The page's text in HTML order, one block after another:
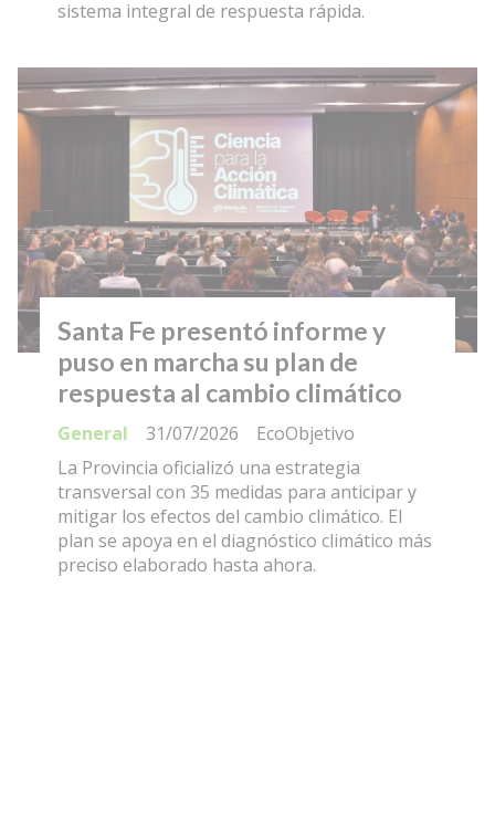
sistema integral de respuesta rápida.
Santa Fe presentó informe y
puso en marcha su plan de
respuesta al cambio climático
EcoObjetivo
General
31/07/2026
La Provincia oficializó una estrategia
transversal con 35 medidas para anticipar y
mitigar los efectos del cambio climático. El
plan se apoya en el diagnóstico climático más
preciso elaborado hasta ahora.